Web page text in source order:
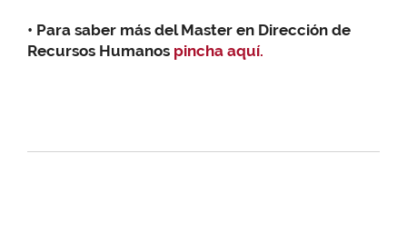
• Para saber más del Master en Dirección de
Recursos Humanos pincha aquí.